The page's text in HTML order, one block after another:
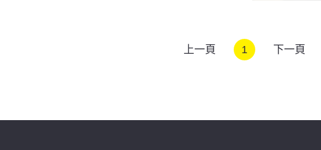
上一頁 1 下一頁